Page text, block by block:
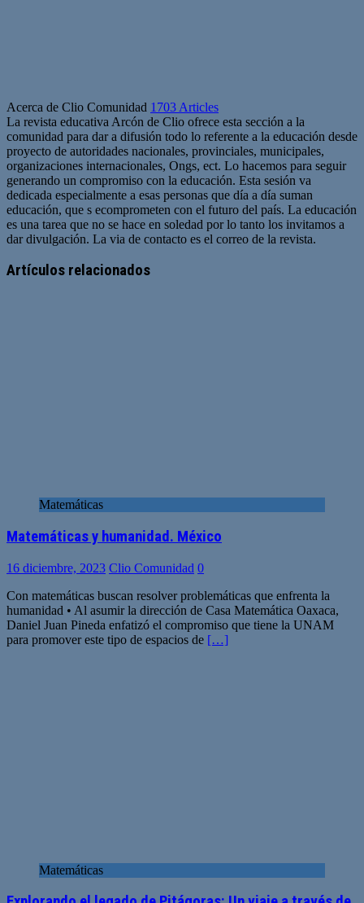
Acerca de Clio Comunidad 1703 Articles
La revista educativa Arcón de Clio ofrece esta sección a la
comunidad para dar a difusión todo lo referente a la educación desde
proyecto de autoridades nacionales, provinciales, municipales,
organizaciones internacionales, Ongs, ect. Lo hacemos para seguir
generando un compromiso con la educación. Esta sesión va
dedicada especialmente a esas personas que día a día suman
educación, que s ecomprometen con el futuro del país. La educación
es una tarea que no se hace en soledad por lo tanto los invitamos a
dar divulgación. La via de contacto es el correo de la revista.
web
Artículos relacionados
Matemáticas
Matemáticas y humanidad. México
16 diciembre, 2023 Clio Comunidad 0
Con matemáticas buscan resolver problemáticas que enfrenta la
humanidad • Al asumir la dirección de Casa Matemática Oaxaca,
Daniel Juan Pineda enfatizó el compromiso que tiene la UNAM
para promover este tipo de espacios de […]
Matemáticas